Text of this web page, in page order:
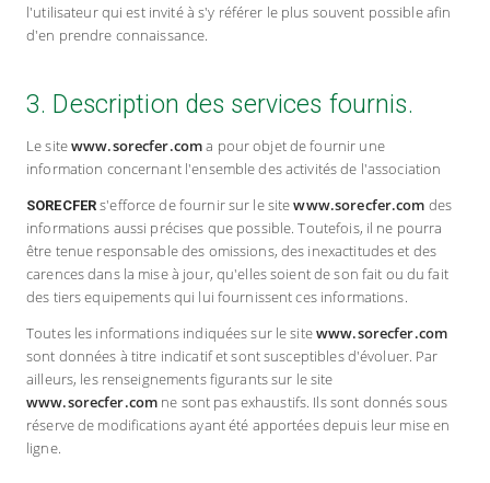
l'utilisateur qui est invité à s'y référer le plus souvent possible afin
d'en prendre connaissance.
3. Description des services fournis.
Le sitewww.sorecfer.coma pour objet de fournir une
information concernant l'ensemble des activités de l'association
SORECFER s'efforce de fournir sur le sitewww.sorecfer.com des
informations aussi précises que possible. Toutefois, il ne pourra
être tenue responsable des omissions, des inexactitudes et des
carences dans la mise à jour, qu'elles soient de son fait ou du fait
des tiers equipements qui lui fournissent ces informations.
Toutes les informations indiquées sur le sitewww.sorecfer.com
sont données à titre indicatif et sont susceptibles d'évoluer. Par
ailleurs, les renseignements figurants sur le site
www.sorecfer.com ne sont pas exhaustifs. Ils sont donnés sous
réserve de modifications ayant été apportées depuis leur mise en
ligne.